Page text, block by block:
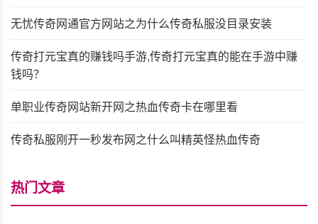
无忧传奇网通官方网站之为什么传奇私服没目录安装
传奇打元宝真的赚钱吗手游,传奇打元宝真的能在手游中赚
钱吗？
单职业传奇网站新开网之热血传奇卡在哪里看
传奇私服刚开一秒发布网之什么叫精英怪热血传奇
热门文章